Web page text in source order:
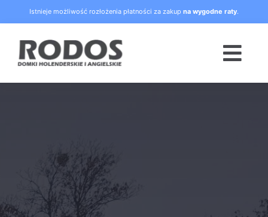
to
content
Istnieje możliwość rozłożenia płatności za zakup na wygodne raty.
Raty